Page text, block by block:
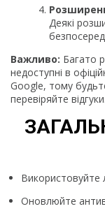
Деякі
Важливо: Багато
недоступні в
Google, тому
перевіряйте відгуки.
Використовуйте
Оновлюйте